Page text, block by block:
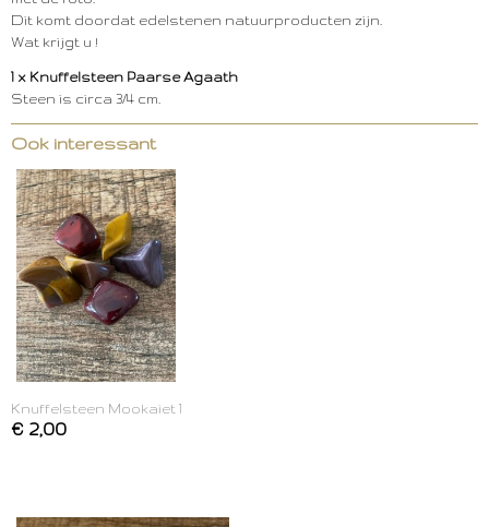
Dit komt doordat edelstenen natuurproducten zijn.
Wat krijgt u !
1 x Knuffelsteen Paarse Agaath
Steen is circa 3/4 cm.
Ook interessant
Knuffelsteen Mookaiet 1
€ 2,00